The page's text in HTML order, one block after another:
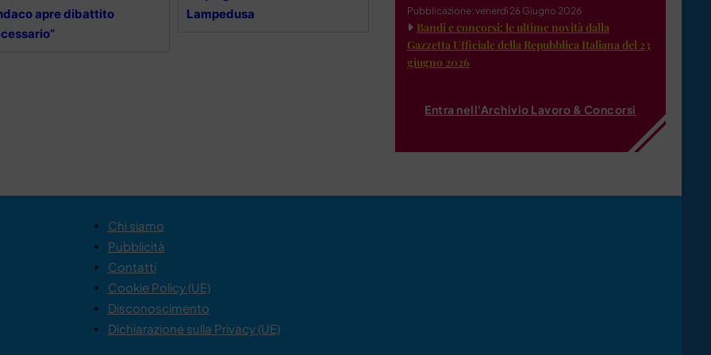
apre dibattito
Lampedusa
Pubblicazione: venerdì 26 Giugno 2026
Bandi e concorsi: le ultime novità dalla
Gazzetta Ufficiale della Repubblica Italiana del 23
giugno 2026
Entra nell'Archivio Lavoro & Concorsi
Chi siamo
Pubblicità
Contatti
Cookie Policy (UE)
Disconoscimento
Dichiarazione sulla Privacy (UE)